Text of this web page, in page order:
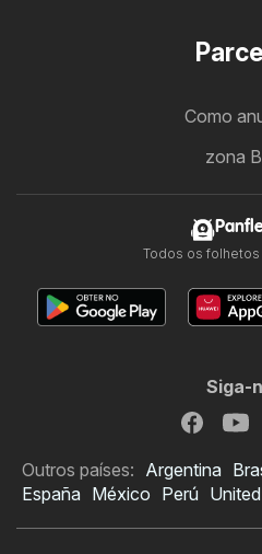
Como
zona
Todos os folhetos
Siga-
Outros países: Argentina
España México Perú